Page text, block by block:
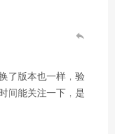
了版本也一样，验
间能关注一下，是